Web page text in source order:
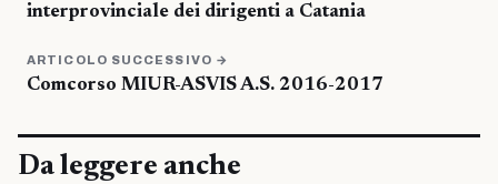
interprovinciale dei dirigenti a Catania
ARTICOLO SUCCESSIVO →
Comcorso MIUR-ASVIS A.S. 2016-2017
Da leggere anche